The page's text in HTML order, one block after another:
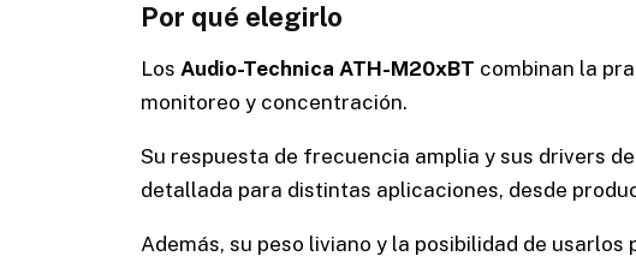
Por qué elegirlo
Los Audio-Technica ATH-M20xBT combinan la
monitoreo y concentración.
Su respuesta de frecuencia amplia y sus drivers
detallada para distintas aplicaciones, desde
Además, su peso liviano y la posibilidad de